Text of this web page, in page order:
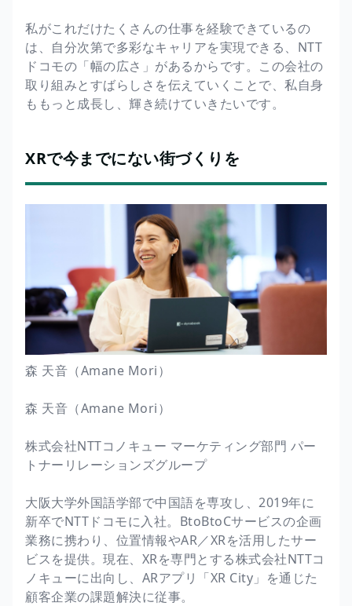
私がこれだけたくさんの仕事を経験できているの
は、自分次第で多彩なキャリアを実現できる、NTT
ドコモの「幅の広さ」があるからです。この会社の
取り組みとすばらしさを伝えていくことで、私自身
ももっと成長し、輝き続けていきたいです。
XRで今までにない街づくりを
森 天音（Amane Mori）
森 天音（Amane Mori）
株式会社NTTコノキュー マーケティング部門 パー
トナーリレーションズグループ
大阪大学外国語学部で中国語を専攻し、2019年に
新卒でNTTドコモに入社。BtoBtoCサービスの企画
業務に携わり、位置情報やAR／XRを活用したサー
ビスを提供。現在、XRを専門とする株式会社NTTコ
ノキューに出向し、ARアプリ「XR City」を通じた
顧客企業の課題解決に従事。